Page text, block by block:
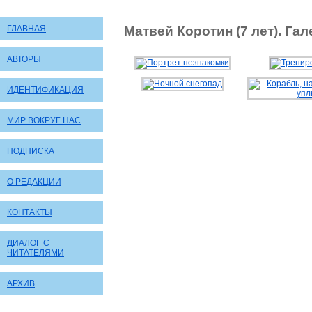
ГЛАВНАЯ
АВТОРЫ
ИДЕНТИФИКАЦИЯ
МИР ВОКРУГ НАС
ПОДПИСКА
О РЕДАКЦИИ
КОНТАКТЫ
ДИАЛОГ С
ЧИТАТЕЛЯМИ
АРХИВ
Матвей Коротин (7 лет).